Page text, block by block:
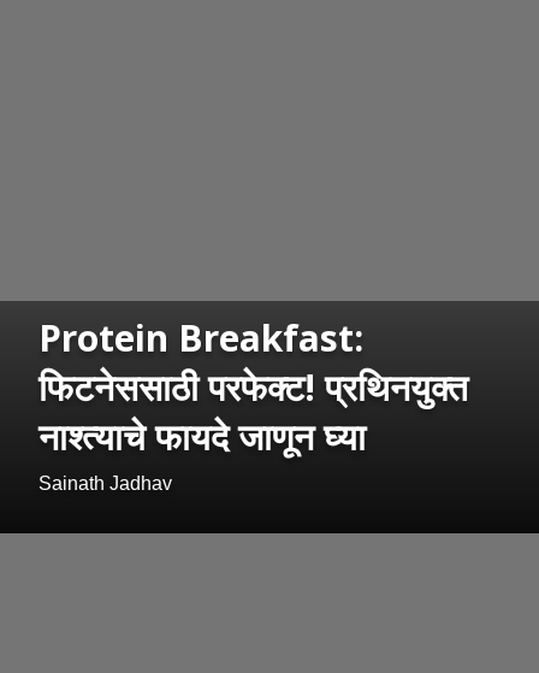
Protein Breakfast:
फिटनेससाठी परफेक्ट! प्रथिनयुक्त
नाश्त्याचे फायदे जाणून घ्या
Sainath Jadhav